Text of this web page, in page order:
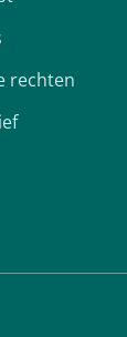
rechten